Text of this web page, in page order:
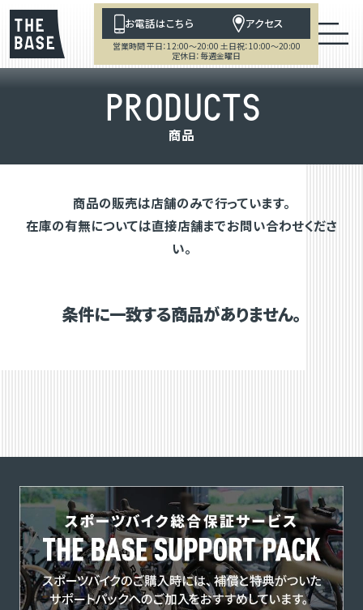
お電話はこちら アクセス
営業時間 平日：12:00～20:00 土日祝：10:00～20:00
定休日：毎週金曜日
PRODUCTS
商品
商品の販売は店舗のみで行っています。
在庫の有無については直接店舗までお問い合わせくださ
い。
条件に一致する商品がありません。